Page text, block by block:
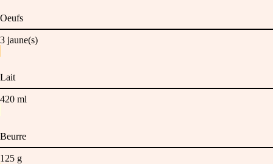
Oeufs
3 jaune(s)
Lait
420 ml
Beurre
125 g